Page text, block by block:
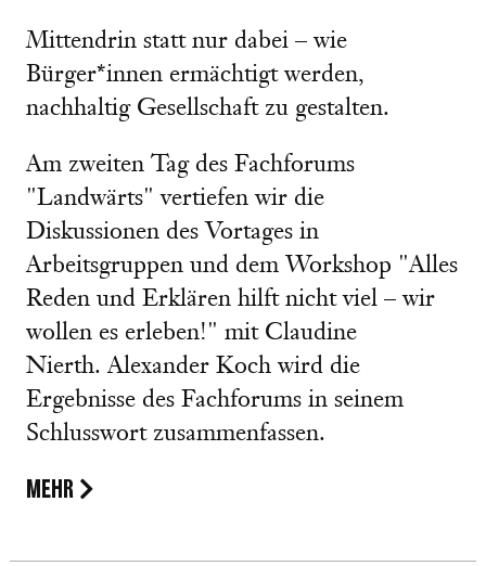
Mittendrin statt nur dabei – wie
Bürger*innen ermächtigt werden,
nachhaltig Gesellschaft zu gestalten.
Am zweiten Tag des Fachforums
"Landwärts" vertiefen wir die
Diskussionen des Vortages in
Arbeitsgruppen und dem Workshop "Alles
Reden und Erklären hilft nicht viel – wir
wollen es erleben!" mit Claudine
Nierth. Alexander Koch wird die
Ergebnisse des Fachforums in seinem
Schlusswort zusammenfassen.
MEHR